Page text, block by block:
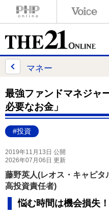
マネー
最強ファンドマネジャ
必要なお金」
#投資
2019年11月13日 公開
2026年07月06日 更新
藤野英人(レオス・キャピ
高投資責任者)
悩む時間は機会損失